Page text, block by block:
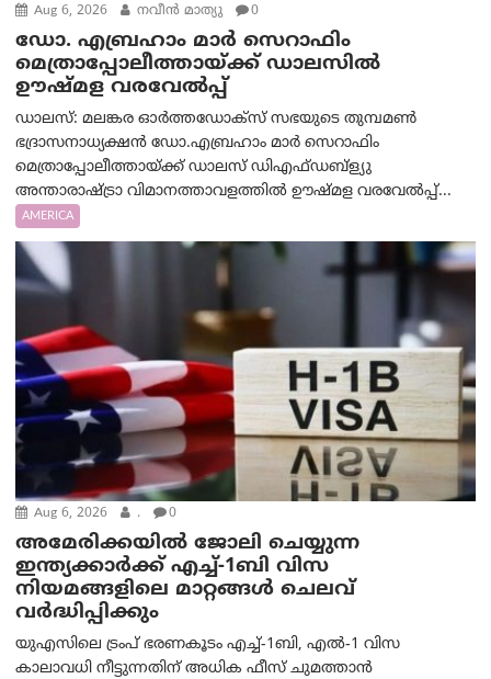
Aug 6, 2026 നവീൻ മാത്യു 0
ഡോ. എബ്രഹാം മാർ സെറാഫിം
മെത്രാപ്പോലീത്തായ്ക്ക് ഡാലസിൽ
ഊഷ്മള വരവേൽപ്പ്
ഡാലസ്: മലങ്കര ഓർത്തഡോക്സ് സഭയുടെ തുമ്പമൺ
ഭദ്രാസനാധ്യക്ഷൻ ഡോ.എബ്രഹാം മാർ സെറാഫിം
മെത്രാപ്പോലീത്തായ്ക്ക് ഡാലസ് ഡിഎഫ്ഡബ്ള്യു
അന്താരാഷ്ട്രാ വിമാനത്താവളത്തിൽ ഊഷ്മള വരവേൽപ്പ്...
AMERICA
Aug 6, 2026 . 0
അമേരിക്കയില്‍ ജോലി ചെയ്യുന്ന
ഇന്ത്യക്കാർക്ക് എച്ച്-1ബി വിസ
നിയമങ്ങളിലെ മാറ്റങ്ങൾ ചെലവ്
വർദ്ധിപ്പിക്കും
യുഎസിലെ ട്രംപ് ഭരണകൂടം എച്ച്-1ബി, എൽ-1 വിസ
കാലാവധി നീട്ടുന്നതിന് അധിക ഫീസ് ചുമത്താൻ